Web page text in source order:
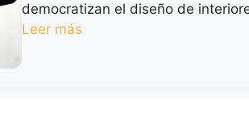
democratizan el diseño de
Leer más